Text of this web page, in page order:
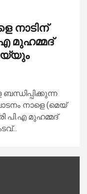
നാടിന്
മുഹമ്മദ്
നാളെ (മെയ്
പി.എ മുഹമ്മദ്